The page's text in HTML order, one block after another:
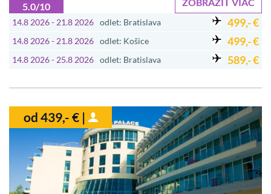
5.0/10
14.8 2026 - 21.8 2026 odlet: Bratislava 499,- €
14.8 2026 - 21.8 2026 odlet: Košice 499,- €
14.8 2026 - 25.8 2026 odlet: Bratislava 589,- €
od 439,- € |